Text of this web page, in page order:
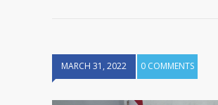
MARCH 31, 2022 0 COMMENTS